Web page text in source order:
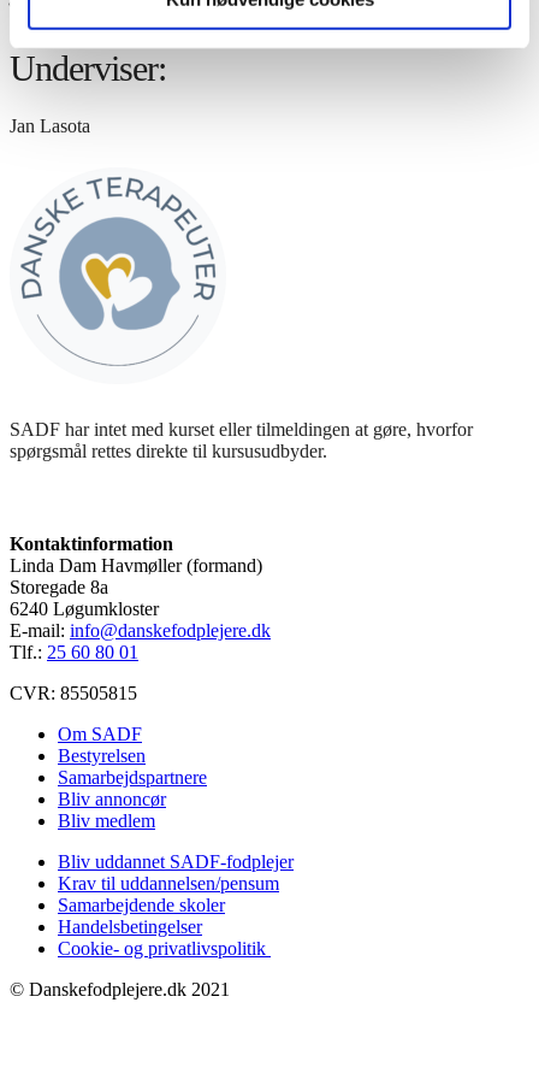
Underviser:
Jan Lasota
SADF har intet med kurset eller tilmeldingen at gøre, hvorfor
spørgsmål rettes direkte til kursusudbyder.
Kontaktinformation
Linda Dam Havmøller (formand)
Storegade 8a
6240 Løgumkloster
E-mail: info@danskefodplejere.dk
Tlf.: 25 60 80 01
CVR: 85505815
Om SADF
Bestyrelsen
Samarbejdspartnere
Bliv annoncør
Bliv medlem
Bliv uddannet SADF-fodplejer
Krav til uddannelsen/pensum
Samarbejdende skoler
Handelsbetingelser
Cookie- og privatlivspolitik
© Danskefodplejere.dk 2021